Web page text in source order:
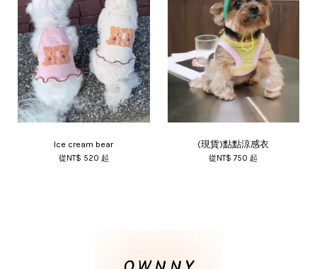
Ice cream bear
從NT$ 520 起
(現貨)點點涼感衣
從NT$ 750起